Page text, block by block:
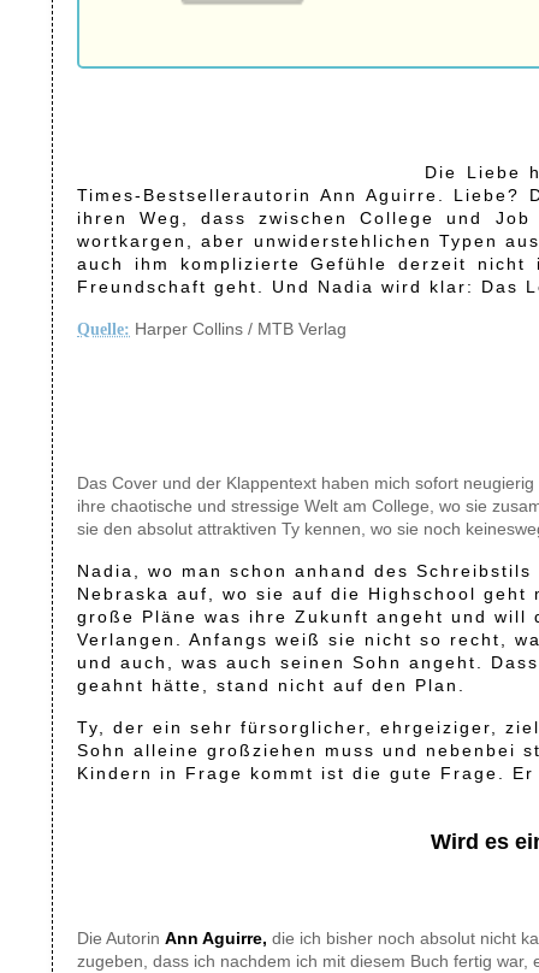
Die Liebe
Times-Bestsellerautorin Ann Aguirre.
ihren Weg, dass zwischen College und
wortkargen, aber unwiderstehlichen Typen
auch ihm komplizierte Gefühle derzeit
Freundschaft geht. Und Nadia wird klar: Das
Quelle: Harper Collins / MTB Verlag
Das Cover und der Klappentext haben mich sofort
ihre chaotische und stressige Welt am College, wo sie
sie den absolut attraktiven Ty kennen, wo sie noch
Nadia, wo man schon anhand des
Nebraska auf, wo sie auf die Highschool
große Pläne was ihre Zukunft angeht und
Verlangen. Anfangs weiß sie nicht so recht,
und auch, was auch seinen Sohn angeht.
geahnt hätte, stand nicht auf den Plan.
Ty, der ein sehr fürsorglicher, ehrgeiziger,
Sohn alleine großziehen muss und nebenbei
Kindern in Frage kommt ist die gute Frage.
Wird es
Die Autorin Ann Aguirre, die ich bisher noch absolut nicht
zugeben, dass ich nachdem ich mit diesem Buch fertig